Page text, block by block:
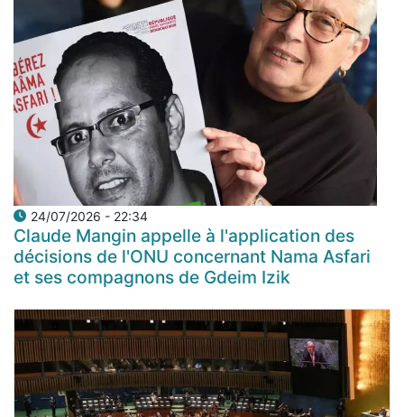
24/07/2026 - 22:34
Claude Mangin appelle à l'application des
décisions de l'ONU concernant Nama Asfari
et ses compagnons de Gdeim Izik